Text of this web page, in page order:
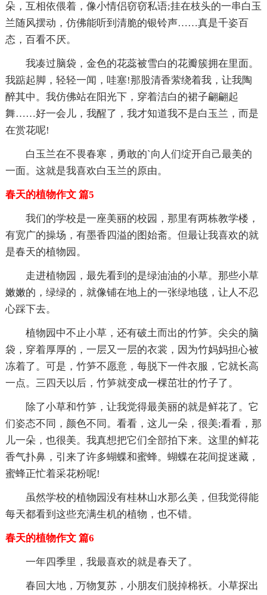
朵，互相依偎着，像小情侣窃窃私语;挂在枝头的一串白玉
兰随风摆动，仿佛能听到清脆的银铃声……真是千姿百
态，百看不厌。
我凑过脑袋，金色的花蕊被雪白的花瓣簇拥在里面。
我踮起脚，轻轻一闻，哇塞!那股清香萦绕着我，让我陶
醉其中。我仿佛站在阳光下，穿着洁白的裙子翩翩起
舞……好一会儿，我醒了，我才知道我不是白玉兰，而是
在赏花呢!
白玉兰在不畏春寒，勇敢的`向人们绽开自己最美的
一面。这就是我喜欢白玉兰的原由。
春天的植物作文 篇5
我们的学校是一座美丽的校园，那里有两栋教学楼，
有宽广的操场，有墨香四溢的图始斋。但最让我喜欢的就
是春天的植物园。
走进植物园，最先看到的是绿油油的小草。那些小草
嫩嫩的，绿绿的，就像铺在地上的一张绿地毯，让人不忍
心踩下去。
植物园中不止小草，还有破土而出的竹笋。尖尖的脑
袋，穿着厚厚的，一层又一层的衣裳，因为竹妈妈担心被
冻着了。可是，竹笋不愿意，每脱下一件衣服，它就长高
一点。三四天以后，竹笋就变成一棵茁壮的竹子了。
除了小草和竹笋，让我觉得最美丽的就是鲜花了。它
们姿态不同，颜色不同。看看，这儿一朵，很美;看看，那
儿一朵，也很美。我真想把它们全部拍下来。这里的鲜花
香气扑鼻，引来了许多蝴蝶和蜜蜂。蝴蝶在花间捉迷藏，
蜜蜂正忙着采花粉呢!
虽然学校的植物园没有桂林山水那么美，但我觉得能
每天都看到这些充满生机的植物，也不错。
春天的植物作文 篇6
一年四季里，我最喜欢的就是春天了。
春回大地，万物复苏，小朋友们脱掉棉袄。小草探出